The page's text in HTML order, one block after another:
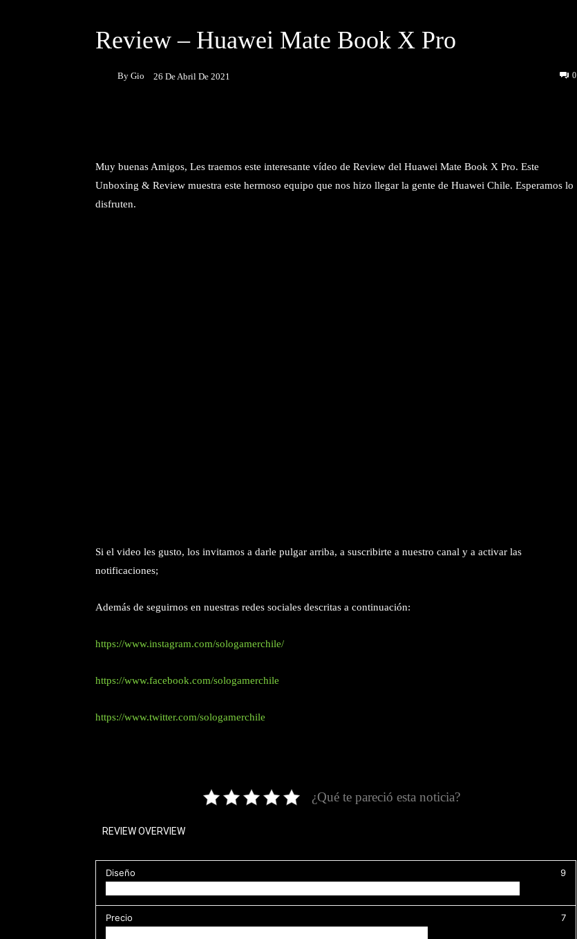
Review – Huawei Mate Book X Pro
By Gio 26 De Abril De 2021 0
Muy buenas Amigos, Les traemos este interesante vídeo de Review del Huawei Mate Book X Pro. Este
Unboxing & Review muestra este hermoso equipo que nos hizo llegar la gente de Huawei Chile. Esperamos lo
disfruten.
Si el video les gusto, los invitamos a darle pulgar arriba, a suscribirte a nuestro canal y a activar las
notificaciones;
Además de seguirnos en nuestras redes sociales descritas a continuación:
https://www.instagram.com/sologamerchile/
https://www.facebook.com/sologamerchile
https://www.twitter.com/sologamerchile
¿Qué te pareció esta noticia?
REVIEW OVERVIEW
Diseño 9
Precio 7